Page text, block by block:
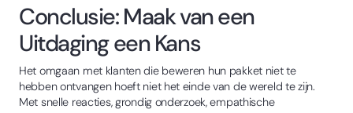
Conclusie: Maak van een
Uitdaging een Kans
Het omgaan met klanten die beweren hun pakket niet te
hebben ontvangen hoeft niet het einde van de wereld te zijn.
Met snelle reacties, grondig onderzoek, empathische